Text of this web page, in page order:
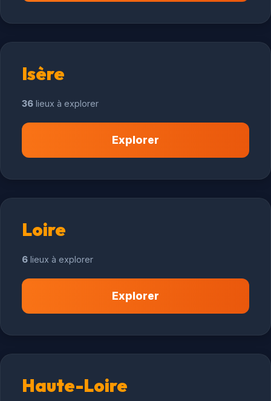
Isère
36 lieux à explorer
Explorer
Loire
6 lieux à explorer
Explorer
Haute-Loire